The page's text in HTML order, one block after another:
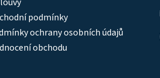
podmínky
ochrany osobních údajů
obchodu